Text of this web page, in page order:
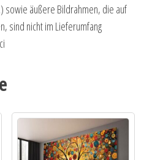
äußere Bildrahmen, die auf
sind nicht im Lieferumfang